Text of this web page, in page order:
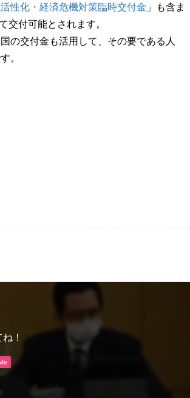
性化・経済危機対策臨時交付金 」も含ま
交付可能とされます。
の交付金も活用して、その要である人
。
！